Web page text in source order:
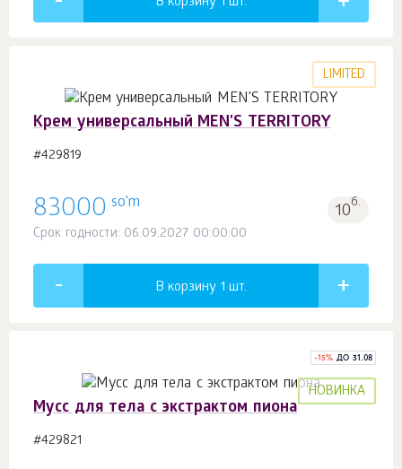
LIMITED
Крем универсальный MEN'S TERRITORY
#429819
83000 so'm 10б.
Срок годности: 06.09.2027 00:00:00
В корзину 1 шт.
-15% ДО 31.08
НОВИНКА
Мусс для тела с экстрактом пиона
#429821